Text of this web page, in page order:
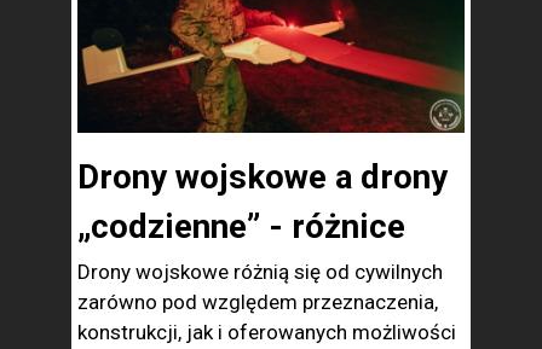
Drony wojskowe a drony
„codzienne” - różnice
Drony wojskowe różnią się od cywilnych
zarówno pod względem przeznaczenia,
konstrukcji, jak i oferowanych możliwości